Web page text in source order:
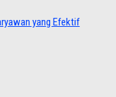
yang Efektif